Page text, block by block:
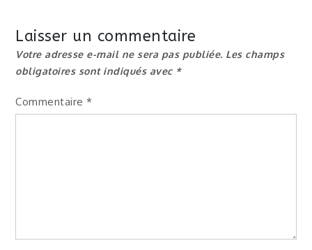
l’article
Laisser un commentaire
Votre adresse e-mail ne sera pas publiée. Les champs
obligatoires sont indiqués avec *
Commentaire*